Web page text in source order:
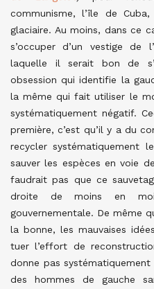
communisme, l’île de
glaciaire. Au moins, dans ce
s’occuper d’un vestige de
laquelle il serait bon de
obsession qui identifie la
la même qui fait utiliser le
systématiquement négatif.
première, c’est qu’il y a du
recycler systématiquement
sauver les espèces en voie
faudrait pas que ce
droite de moins en
gouvernementale. De même
la bonne, les mauvaises
tuer l’effort de
donne pas
des hommes de gauche